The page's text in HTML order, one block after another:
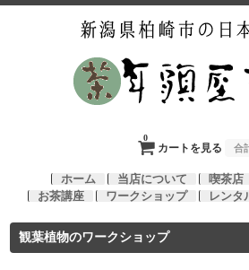
カートを見る
0
合
ホーム 当店について 喫茶店
お茶講座
ワークショップ レンタ
観葉植物のワークショップ